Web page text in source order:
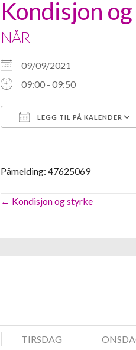
Kondisjon
NÅR
09/09/2021
09:00 - 09:50
LEGG TIL PÅ KALENDER
Påmelding: 47625069
Posts
← Kondisjon og styrke
TIRSDAG